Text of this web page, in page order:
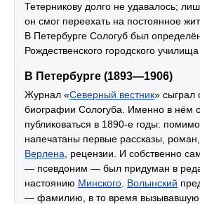
Тетерникову долго не удавалось;
он смог переехать на постоянное
В Петербурге Сологуб был
Рождественского городского
В Петербурге (1893—1906)
Журнал «Северный вестник» сыграл
биографии Сологуба. Именно в нём
публиковаться в 1890-е годы:
напечатаны первые рассказы,
Верлена , рецензии. И собственно
— псевдоним — был придуман в
настоянию Минского Волынский
— фамилию, в то время вызывавшую